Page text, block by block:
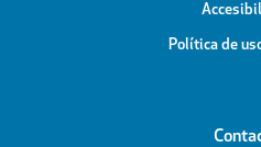
Política de